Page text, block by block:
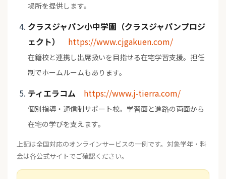
場所を提供します。
クラスジャパン小中学園（クラスジャパンプロジ
ェクト）
https://www.cjgakuen.com/
在籍校と連携し出席扱いを目指せる在宅学習支援。担任
制でホームルームもあります。
ティエラコム https://www.j-tierra.com/
個別指導・通信制サポート校。学習面と進路の両面から
在宅の学びを支えます。
上記は全国対応のオンラインサービスの一例です。対象学年・料
金は各公式サイトでご確認ください。